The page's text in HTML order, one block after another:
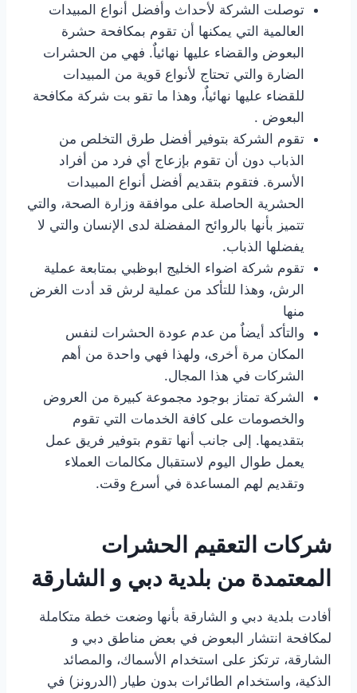
توصلت الشركة لأحداث وأفضل أنواع المبيدات
العالمية التي يمكنها أن تقوم بمكافحة حشرة
البعوض والقضاء عليها نهائياٌ. فهي من الحشرات
الضارة والتي تحتاج لأنواع قوية من المبيدات
للقضاء عليها نهائياٌ، وهذا ما تقو بت شركة مكافحة
البعوض .
تقوم الشركة بتوفير أفضل طرق التخلص من
الذباب دون أن تقوم بإزعاج أي فرد من أفراد
الأسرة. فتقوم بتقديم أفضل أنواع المبيدات
الحشرية الحاصلة على موافقة وزارة الصحة، والتي
تتميز بأنها بالروائح المفضلة لدى الإنسان والتي لا
يفضلها الذباب.
تقوم شركة اضواء الخليج ابوظبي بمتابعة عملية
الرش، وهذا للتأكد من عملية لرش قد أدت الغرض
منها
والتأكد أيضاٌ من عدم عودة الحشرات لنفس
المكان مرة أخرى، ولهذا فهي واحدة من أهم
الشركات في هذا المجال.
الشركة تمتاز بوجود مجموعة كبيرة من العروض
والخصومات على كافة الخدمات التي تقوم
بتقديمها. إلى جانب أنها تقوم بتوفير فريق عمل
يعمل طوال اليوم لاستقبال مكالمات العملاء
وتقديم لهم المساعدة في أسرع وقت.
شركات التعقيم الحشرات
المعتمدة من بلدية دبي و الشارقة
أفادت بلدية دبي و الشارقة بأنها وضعت خطة متكاملة
لمكافحة انتشار البعوض في بعض مناطق دبي و
الشارقة، ترتكز على استخدام الأسماك، والمصائد
الذكية، واستخدام الطائرات بدون طيار (الدرونز) في